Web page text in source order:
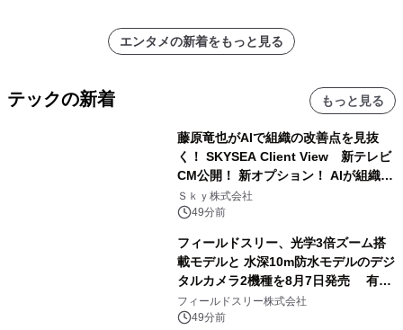
エンタメの新着をもっと見る
テックの新着 もっと見る
藤原竜也がAIで組織の改善点を見抜
く！ SKYSEA Client View 新テレビ
CM公開！ 新オプション！ AIが組織の
業務実態を分析し労務改善を支援。 藤
原竜也メイキング動画公開 「もしAIが
る自信がある」「昨年の夏はカブトム
シを捕まえたり、虫と戦ったり…」
Ｓｋｙ株式会社
49分前
フィールドスリー、光学3倍ズーム搭
載モデルと 水深10m防水モデルのデジ
タルカメラ2機種を8月7日発売 有効
約1300万画素、用途別に選べるコンデ
ジ新登場
フィールドスリー株式会社
49分前